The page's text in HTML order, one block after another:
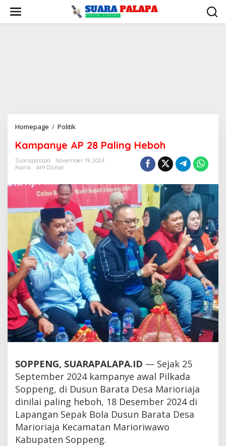
konten
Homepage / Politik
28
Paling
Kampanye AP 28 Paling Heboh
Suarapalapa
November 19, 2024
Politik
449 Dilihat
SOPPENG, SUARAPALAPA.ID — Sejak 25
September 2024 kampanye awal Pilkada
Soppeng, di Dusun Barata Desa Marioriaja
dinilai paling heboh, 18 Desember 2024 di
Lapangan Sepak Bola Dusun Barata Desa
Marioriaja Kecamatan Marioriwawo
Kabupaten Soppeng.